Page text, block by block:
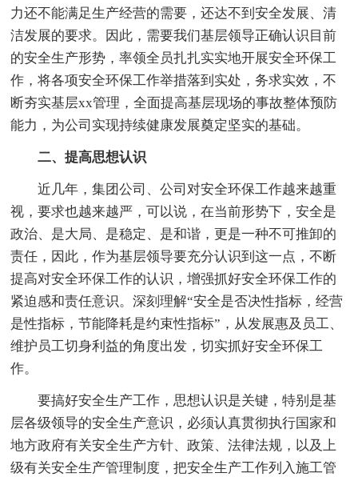
力还不能满足生产经营的需要，还达不到安全发展、清
洁发展的要求。因此，需要我们基层领导正确认识目前
的安全生产形势，率领全员扎扎实实地开展安全环保工
作，将各项安全环保工作举措落到实处，务求实效，不
断夯实基层xx管理，全面提高基层现场的事故整体预防
能力，为公司实现持续健康发展奠定坚实的基础。
二、提高思想认识
近几年，集团公司、公司对安全环保工作越来越重
视，要求也越来越严，可以说，在当前形势下，安全是
政治、是大局、是稳定、是和谐，更是一种不可推卸的
责任，因此，作为基层领导要充分认识到这一点，不断
提高对安全环保工作的认识，增强抓好安全环保工作的
紧迫感和责任意识。深刻理解“安全是否决性指标，经营
是性指标，节能降耗是约束性指标”，从发展惠及员工、
维护员工切身利益的角度出发，切实抓好安全环保工
作。
要搞好安全生产工作，思想认识是关键，特别是基
层各级领导的安全生产意识，必须认真贯彻执行国家和
地方政府有关安全生产方针、政策、法律法规，以及上
级有关安全生产管理制度，把安全生产工作列入施工管